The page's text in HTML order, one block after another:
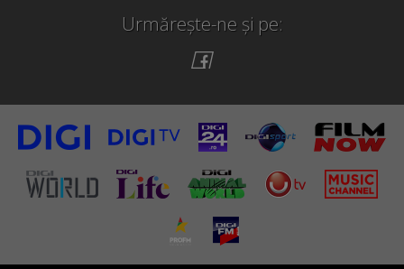
Urmărește-ne și pe: